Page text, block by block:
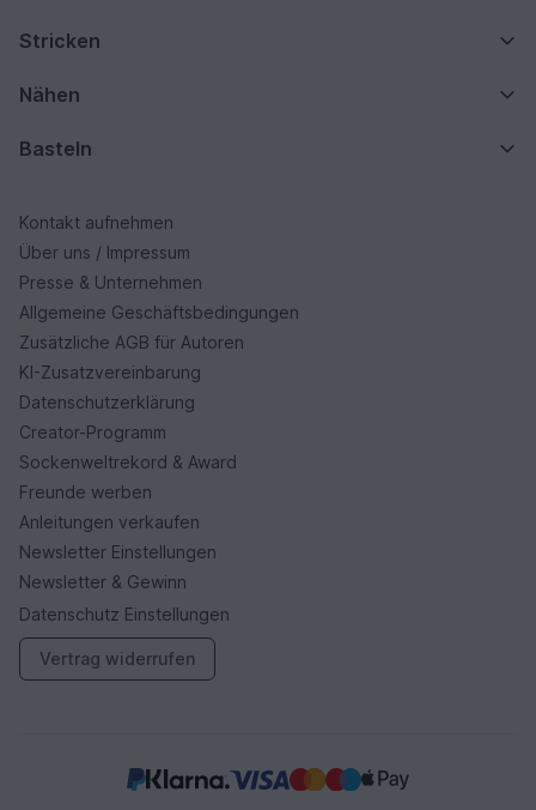
Stricken
Nähen
Basteln
Kontakt aufnehmen
Über uns / Impressum
Presse & Unternehmen
Allgemeine Geschäftsbedingungen
Zusätzliche AGB für Autoren
KI-Zusatzvereinbarung
Datenschutzerklärung
Creator-Programm
Sockenweltrekord & Award
Freunde werben
Anleitungen verkaufen
Newsletter Einstellungen
Newsletter & Gewinn
Datenschutz Einstellungen
Vertrag widerrufen